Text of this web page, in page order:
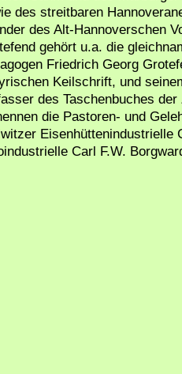
des streitbaren
des Alt-Hannoverschen
gehört u.a. die
Friedrich Georg
Keilschrift, und
des Taschenbuches
die Pastoren- und
Eisenhüttenindustrielle
Carl F.W.